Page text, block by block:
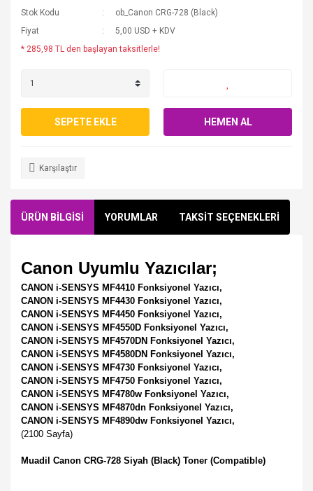
Stok Kodu
ob_Canon CRG-728 (Black)
Fiyat
5,00 USD + KDV
* 285,98 TL den başlayan taksitlerle!
SEPETE EKLE HEMEN AL
Karşılaştır
ÜRÜN BİLGİSİ YORUMLAR TAKSİT SEÇENEKLERİ
Canon Uyumlu Yazıcılar;
CANON i-SENSYS MF4410 Fonksiyonel Yazıcı,
CANON i-SENSYS MF4430 Fonksiyonel Yazıcı,
CANON i-SENSYS MF4450 Fonksiyonel Yazıcı,
CANON i-SENSYS MF4550D Fonksiyonel Yazıcı,
CANON i-SENSYS MF4570DN Fonksiyonel Yazıcı,
CANON i-SENSYS MF4580DN Fonksiyonel Yazıcı,
CANON i-SENSYS MF4730 Fonksiyonel Yazıcı,
CANON i-SENSYS MF4750 Fonksiyonel Yazıcı,
CANON i-SENSYS MF4780w Fonksiyonel Yazıcı,
CANON i-SENSYS MF4870dn Fonksiyonel Yazıcı,
CANON i-SENSYS MF4890dw Fonksiyonel Yazıcı,
(2100 Sayfa)
Muadil Canon CRG-728 Siyah (Black) Toner (Compatible)